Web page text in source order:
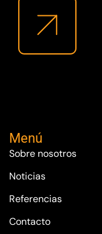
Menú
Sobre nosotros
Noticias
Referencias
Contacto